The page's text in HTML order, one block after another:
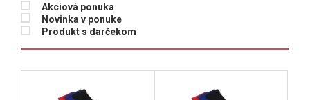
Akciová ponuka
Novinka v ponuke
Produkt s darčekom